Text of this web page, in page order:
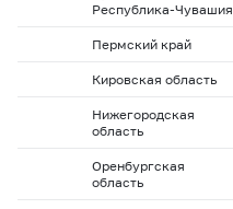
Республика-Чувашия
Пермский край
Кировская область
Нижегородская
область
Оренбургская
область